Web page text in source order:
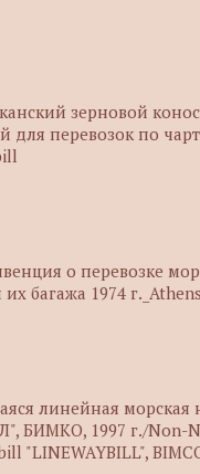
зерновой
для перевозок по
о перевозке
багажа 1974
линейная морская
БИМКО, 1997 г./Non-
"LINEWAYBILL",